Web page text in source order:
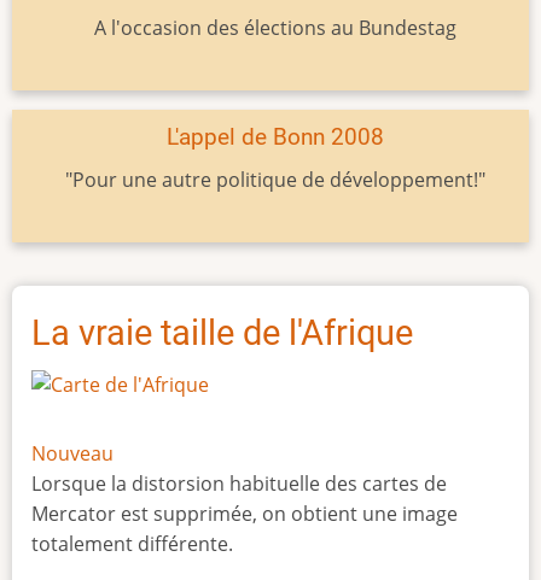
A l'occasion des élections au Bundestag
L'appel de Bonn 2008
"Pour une autre politique de développement!"
La vraie taille de l'Afrique
Nouveau
Lorsque la distorsion habituelle des cartes de
Mercator est supprimée, on obtient une image
totalement différente.